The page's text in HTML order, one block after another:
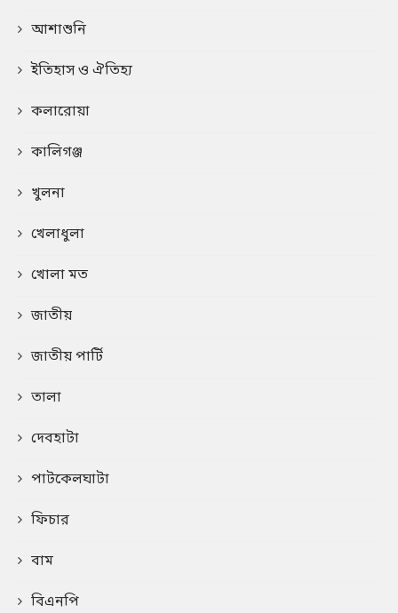
আশাশুনি
ইতিহাস ও ঐতিহ্য
কলারোয়া
কালিগঞ্জ
খুলনা
খেলাধুলা
খোলা মত
জাতীয়
জাতীয় পার্টি
তালা
দেবহাটা
পাটকেলঘাটা
ফিচার
বাম
বিএনপি